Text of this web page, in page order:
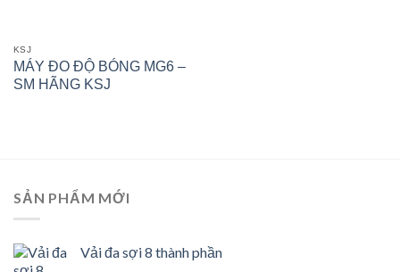
KSJ
MÁY ĐO ĐỘ BÓNG MG6 –
SM HÃNG KSJ
SẢN PHẨM MỚI
Vải đa sợi 8 thành phần